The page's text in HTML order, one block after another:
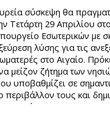
τη νύχτα, θρησκεία
σύσκεψη θα
Τετάρτη 29 Απριλίου
Εσωτερικών με
λύσης για τις
στο Αιγαίο.
μείζον ζήτημα των
υποβαθμίζει σε
περιβάλλον τους και
κατοίκων.